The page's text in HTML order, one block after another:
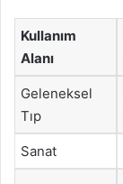
Kullanım
Alanı
Geleneksel
Tıp
Sanat